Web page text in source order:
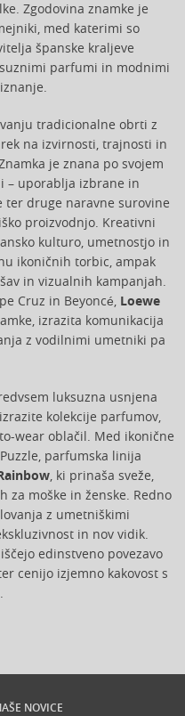
Zgodovina znamke je
med katerimi so
španske kraljeve
parfumi in modnimi
tradicionalne obrti z
na izvirnosti, trajnosti in
je znana po svojem
– uporablja izbrane in
ter druge naravne surovine
proizvodnjo. Kreativni
kulturo, umetnostjo in
ikoničnih torbic, ampak
in vizualnih kampanjah.
Cruz in Beyoncé, Loewe
izrazita komunikacija
z vodilnimi umetniki pa
luksuzna usnjena
kolekcije parfumov,
wear oblačil. Med ikonične
parfumska linija
, ki prinaša sveže,
za moške in ženske. Redno
z umetniškimi
in nov vidik.
edinstveno povezavo
cenijo izjemno kakovost s
NOVICE